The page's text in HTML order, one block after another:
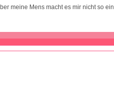
meine Mens macht es mir nicht so